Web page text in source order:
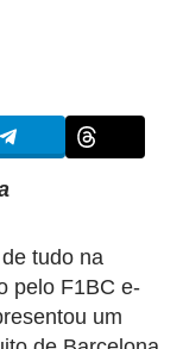
tudo na
pelo F1BC e-
um